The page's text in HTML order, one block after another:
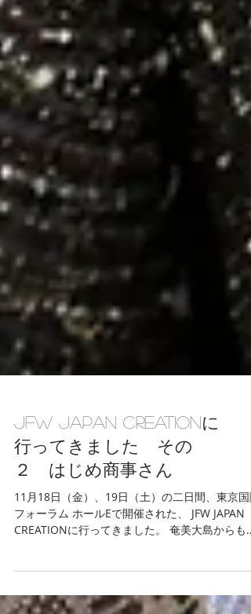
JFW JAPAN CREATIONに
行ってきました その
２ はじめ商事さん
11月18日（金）、19日（土）の二日間、東京国
CREATIONに行ってきました。 奄美大島からも出
がら伺ってみたら、 想定外に凄いものを拝見する